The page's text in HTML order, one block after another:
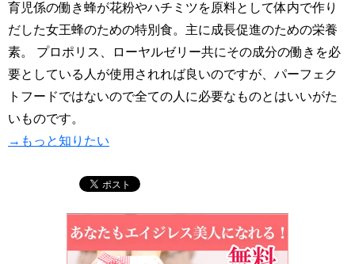
育児係の働き蜂が花粉やハチミツを原料として体内で作り
だした女王蜂のための特別食。主に成長促進のための栄養
素。 プロポリス、ローヤルゼリー共にその成分の働きを必
要としている人が使用されれば良いのですが、パーフェク
トフードではないので全ての人に必要なものとはいいがた
いものです。
→もっと知りたい